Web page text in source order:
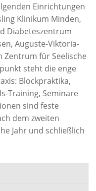
Einrichtungen
Klinikum Minden,
Diabeteszentrum
Auguste-Viktoria-
Zentrum für Seelische
steht die enge
Blockpraktika,
Training, Seminare
sind feste
dem zweiten
Jahr und schließlich